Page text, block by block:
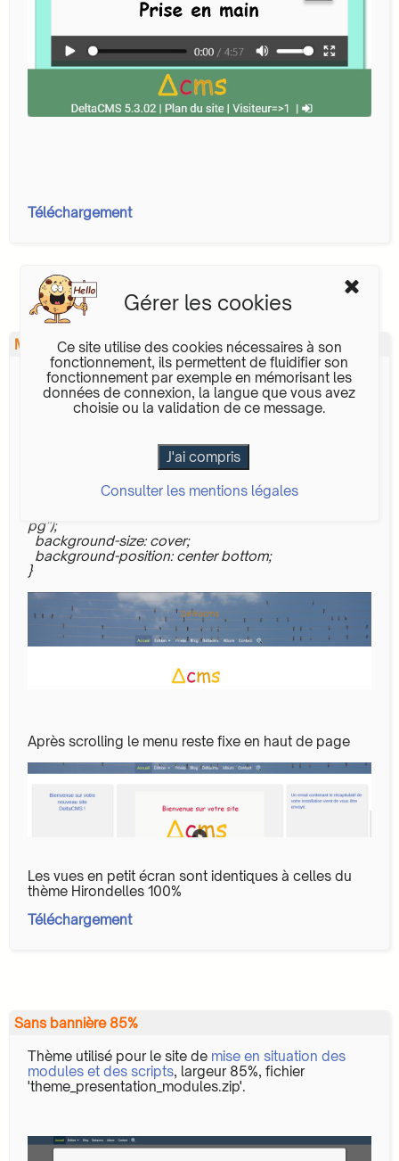
Téléchargement
Menu fondu dans la bannière fluide
Ce thème créé sur la base du thème 'Hirondelles
100%' propose un menu toujours visible et placé
sous la bannière.
background-image:
pg");
background-size: cover;
background-position: center bottom;
}
Après scrolling le menu reste fixe en haut de page
Les vues en petit écran sont identiques à celles du
thème Hirondelles 100%
Téléchargement
Sans bannière 85%
Thème utilisé pour le site de mise en situation des
modules et des scripts, largeur 85%, fichier
'theme_presentation_modules.zip'.
Gérer les cookies
Ce site utilise des cookies nécessaires à son
fonctionnement, ils permettent de fluidifier son
fonctionnement par exemple en mémorisant les
données de connexion, la langue que vous avez
choisie ou la validation de ce message.
Consulter les mentions légales